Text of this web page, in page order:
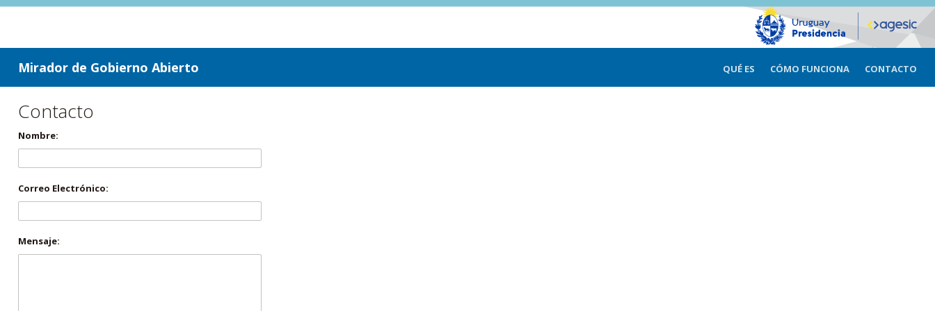
ir a contenido
ir al menú
Mirador de Gobierno Abierto QUÉ ES CÓMO FUNCIONA CONTACTO
Contacto
Nombre:
Correo Electrónico:
Mensaje: